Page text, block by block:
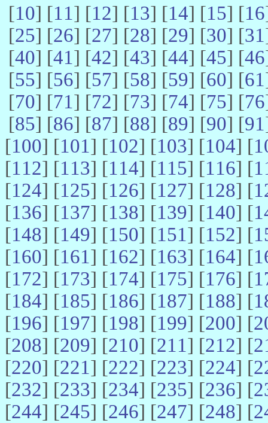
[10] [11] [12] [13] [14] [15] [16
[25] [26] [27] [28] [29] [30] [31
[40] [41] [42] [43] [44] [45] [46
[55] [56] [57] [58] [59] [60] [61
[70] [71] [72] [73] [74] [75] [76
[85] [86] [87] [88] [89] [90] [91
[100] [101] [102] [103] [104] [
[112] [113] [114] [115] [116] [
[124] [125] [126] [127] [128] [
[136] [137] [138] [139] [140] [
[148] [149] [150] [151] [152] [
[160] [161] [162] [163] [164] [
[172] [173] [174] [175] [176] [
[184] [185] [186] [187] [188] [
[196] [197] [198] [199] [200] [
[208] [209] [210] [211] [212] [
[220] [221] [222] [223] [224] [
[232] [233] [234] [235] [236] [
[244] [245] [246] [247] [248] [